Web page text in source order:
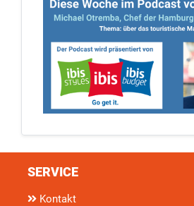
SERVICE
Kontakt